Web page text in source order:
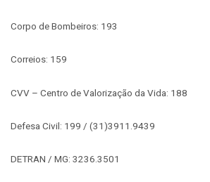
Corpo de Bombeiros: 193
Correios: 159
CVV – Centro de Valorização da Vida: 188
Defesa Civil: 199 / (31)3911.9439
DETRAN / MG: 3236.3501